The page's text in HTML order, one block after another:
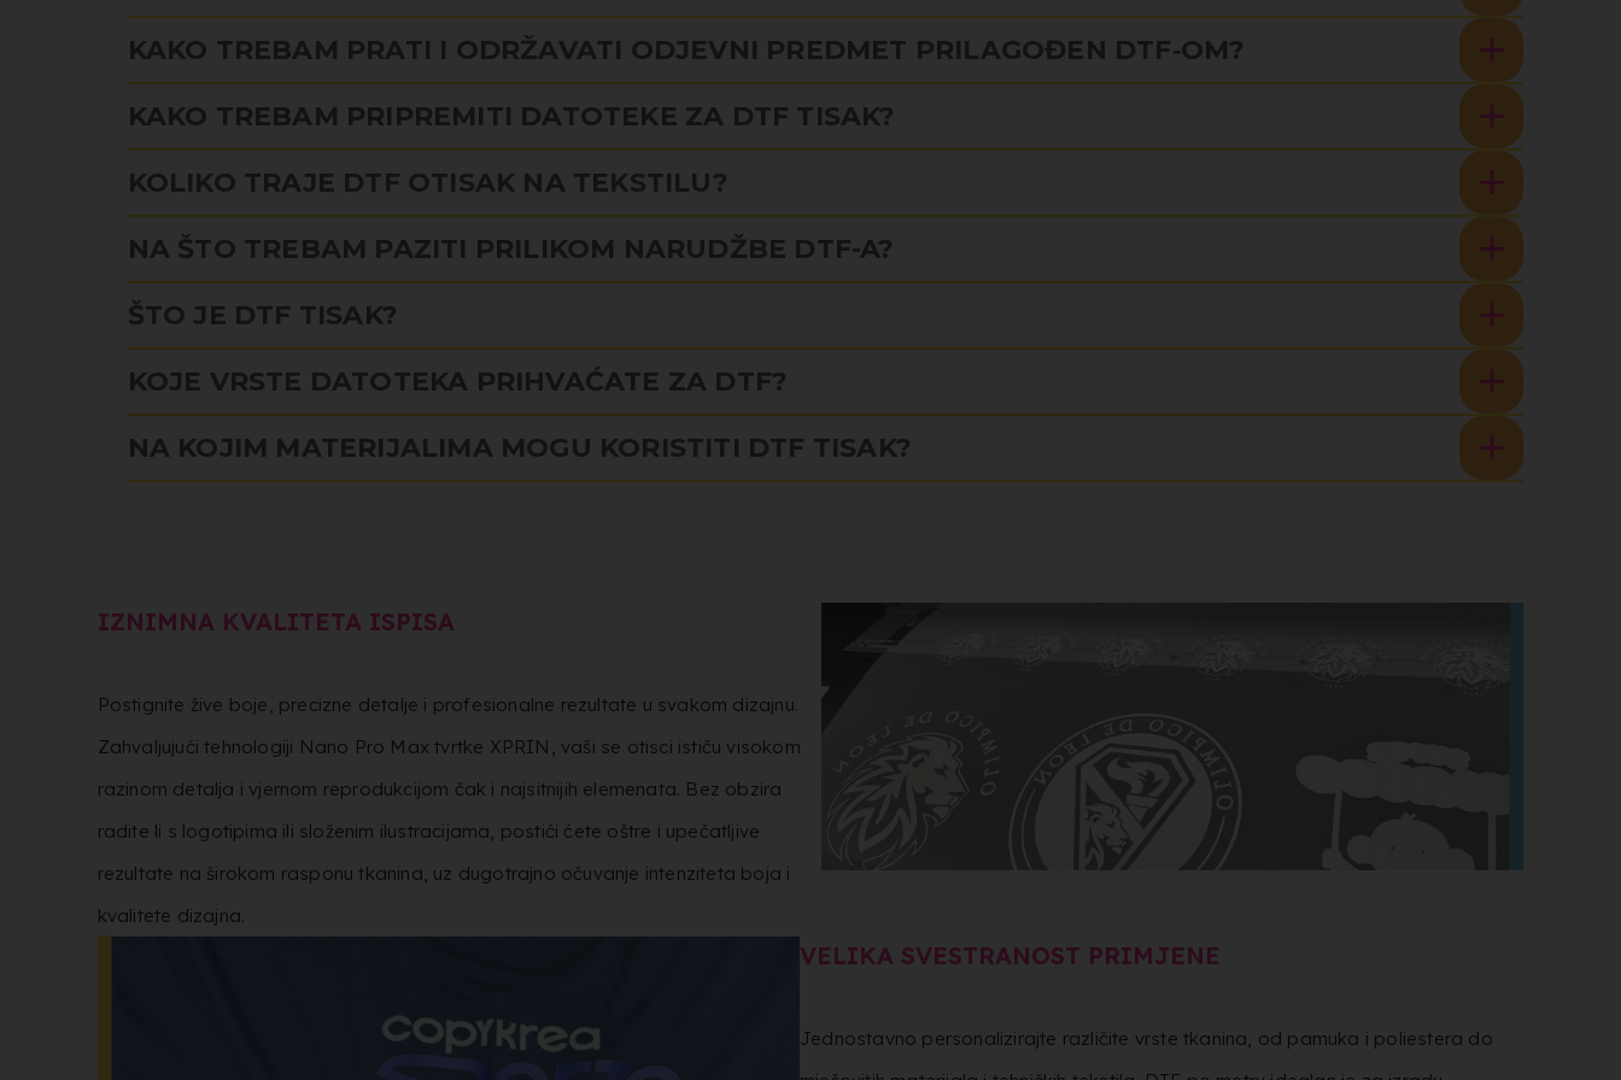
KAKO TREBAM PRATI I ODRŽAVATI ODJEVNI PREDMET PRILAGOĐEN DTF‑OM?
KAKO TREBAM PRIPREMITI DATOTEKE ZA DTF TISAK?
KOLIKO TRAJE DTF OTISAK NA TEKSTILU?
NA ŠTO TREBAM PAZITI PRILIKOM NARUDŽBE DTF-A?
ŠTO JE DTF TISAK?
KOJE VRSTE DATOTEKA PRIHVAĆATE ZA DTF?
NA KOJIM MATERIJALIMA MOGU KORISTITI DTF TISAK?
IZNIMNA KVALITETA ISPISA
Postignite žive boje, precizne detalje i profesionalne rezultate u svakom dizajnu.
Zahvaljujući tehnologiji Nano Pro Max tvrtke XPRIN, vaši se otisci ističu visokom
razinom detalja i vjernom reprodukcijom čak i najsitnijih elemenata. Bez obzira
radite li s logotipima ili složenim ilustracijama, postići ćete oštre i upečatljive
rezultate na širokom rasponu tkanina, uz dugotrajno očuvanje intenziteta boja i
kvalitete dizajna.
VELIKA SVESTRANOST PRIMJENE
Jednostavno personalizirajte različite vrste tkanina, od pamuka i poliestera do